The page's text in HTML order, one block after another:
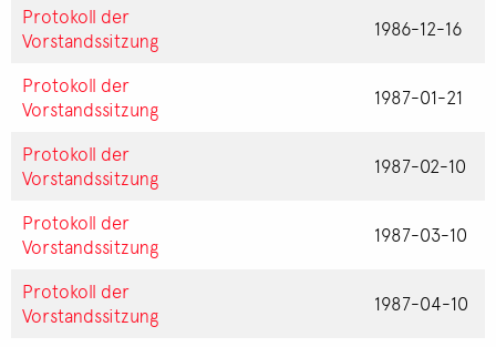
Protokoll der
Vorstandssitzung
1986-12-16
Protokoll der
Vorstandssitzung
1987-01-21
Protokoll der
Vorstandssitzung
1987-02-10
Protokoll der
Vorstandssitzung
1987-03-10
Protokoll der
Vorstandssitzung
1987-04-10